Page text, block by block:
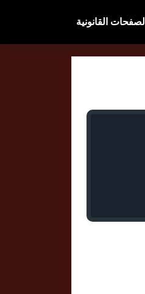
الصفحات القانونية